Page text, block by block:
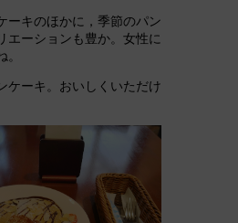
ーキのほかに，季節のパン
エーションも豊か。女性に
ケーキ。おいしくいただけ